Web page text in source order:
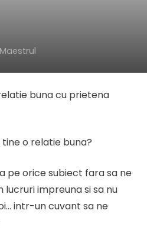
buna cu prietena
o relatie buna?
pe orice subiect fara sa ne
impreuna si sa nu
intr-un cuvant sa ne